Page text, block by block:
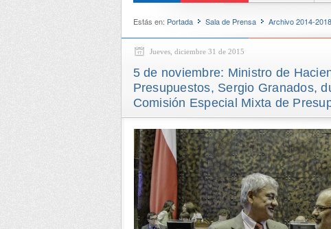
Estás en: Portada Sala de Prensa Archivo 2014-2018
Jueves, diciembre 31 de 2015
5 de noviembre: Ministro de
Presupuestos, Sergio Granados,
Comisión Especial Mixta de